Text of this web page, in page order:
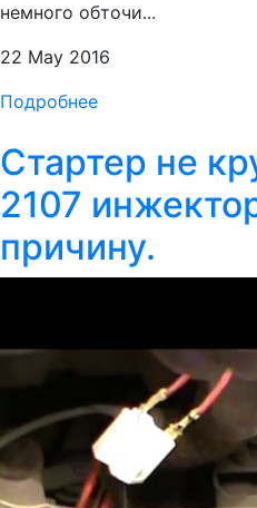
немного обточи...
22 May 2016
Подробнее
Стартер не
2107
причину.